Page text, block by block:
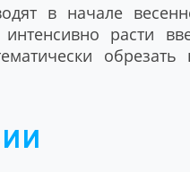
в начале
расти